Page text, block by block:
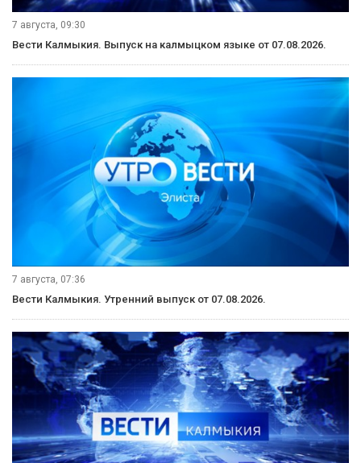
7 августа, 09:30
Вести Калмыкия. Выпуск на калмыцком языке от 07.08.2026.
7 августа, 07:36
Вести Калмыкия. Утренний выпуск от 07.08.2026.